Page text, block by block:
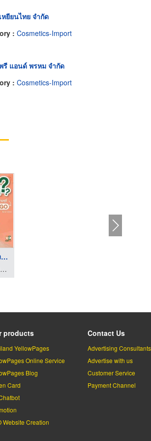
หยียนไทย จำกัด
: Cosmetics-Import
รี แอนด์ พรหม จำกัด
: Cosmetics-Import
รับสั่งสินค้าจากโรงง ...
นำเข้าสินค้าทุกชนิดจากจีน
products
YellowPages
Online Service
Blog
Card
Website Creation
Contact Us
Advertising Consultants
Advertise with us
Customer Service
Payment Channel